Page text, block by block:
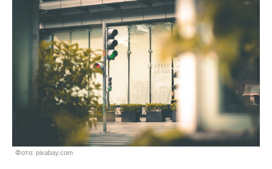
Фото: pixabay.com